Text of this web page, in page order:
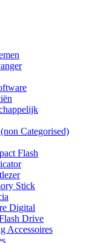
Categorised)
Flash
Stick
Digital
Drive
Accessoires